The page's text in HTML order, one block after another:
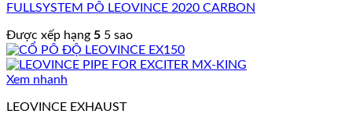
FULLSYSTEM PÔ LEOVINCE 2020 CARBON
Được xếp hạng 5 5 sao
Xem nhanh
LEOVINCE EXHAUST